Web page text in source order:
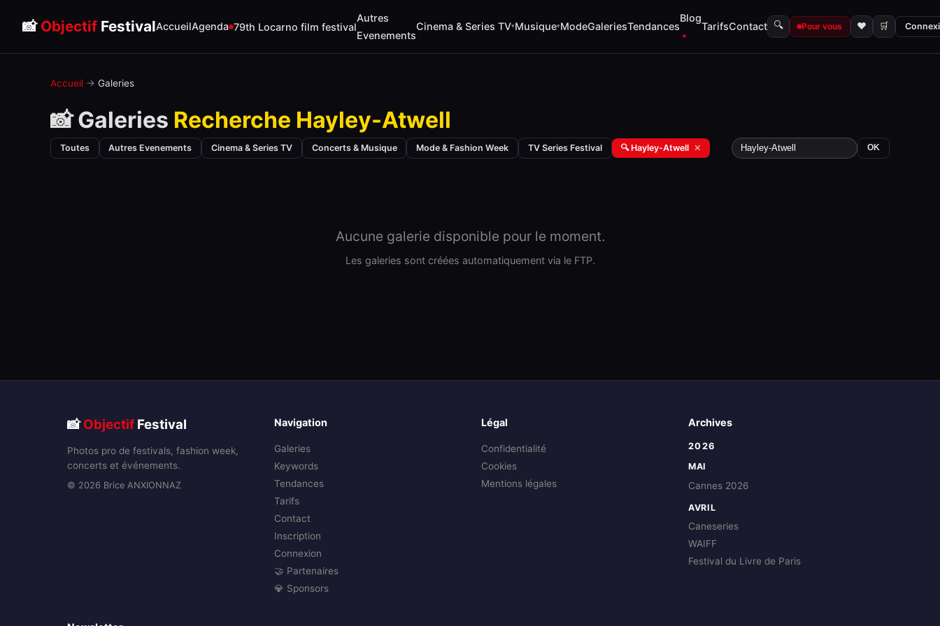
📸 Objectif FestivalAccueilAgenda 79th Locarno film festival
Autres
Evenements
Cinema & Series TV▾Musique▾ModeGaleriesTendances
Blog
TarifsContact 🔍 Pour vous ♥ 🛒
Accueil → Galeries
📸 Galeries Recherche Hayley-Atwell
Toutes Autres Evenements Cinema & Series TV Concerts & Musique Mode & Fashion Week TV Series Festival 🔍 Hayley-Atwell ✕ OK
Aucune galerie disponible pour le moment.
Les galeries sont créées automatiquement via le FTP.
📸Objectif Festival
Photos pro de festivals, fashion week,
concerts et événements.
© 2026 Brice ANXIONNAZ
Navigation
Galeries
Keywords
Tendances
Tarifs
Contact
Inscription
Connexion
🤝 Partenaires
💎 Sponsors
Légal
Confidentialité
Cookies
Mentions légales
Archives
2026
MAI
Cannes 2026
AVRIL
Caneseries
WAIFF
Festival du Livre de Paris